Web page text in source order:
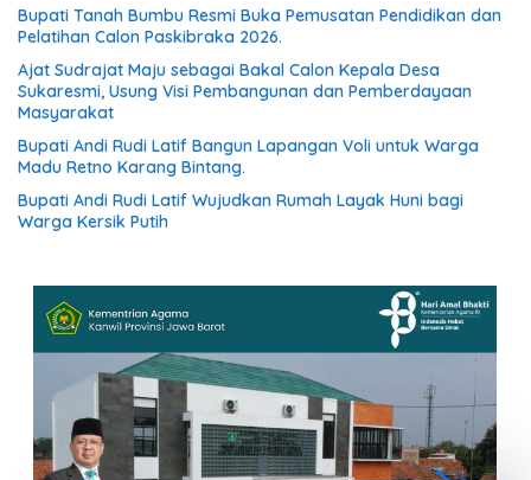
Bupati Tanah Bumbu Resmi Buka Pemusatan Pendidikan dan
Pelatihan Calon Paskibraka 2026.
Ajat Sudrajat Maju sebagai Bakal Calon Kepala Desa
Sukaresmi, Usung Visi Pembangunan dan Pemberdayaan
Masyarakat
Bupati Andi Rudi Latif Bangun Lapangan Voli untuk Warga
Madu Retno Karang Bintang.
Bupati Andi Rudi Latif Wujudkan Rumah Layak Huni bagi
Warga Kersik Putih